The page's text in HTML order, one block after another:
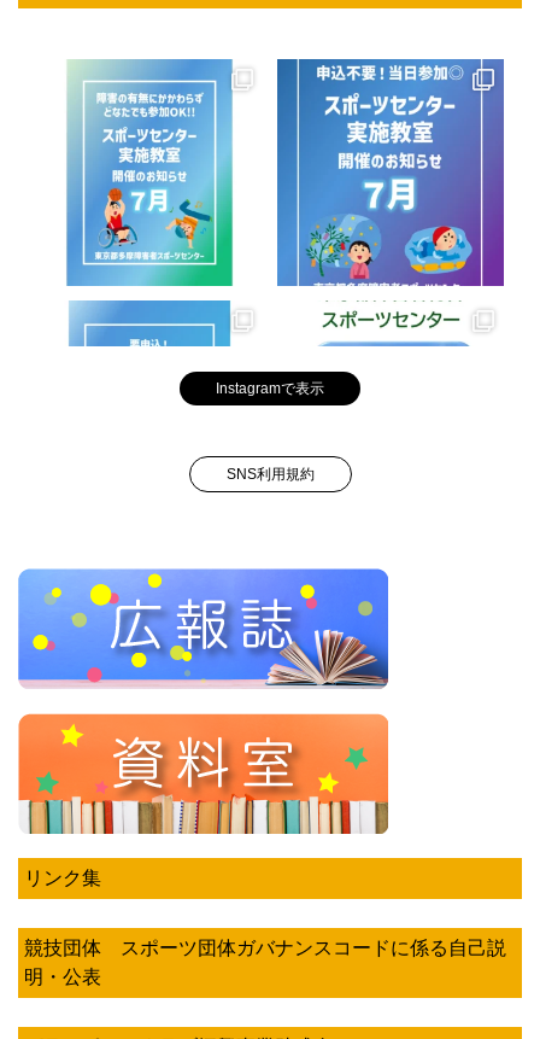
Instagramで表示
SNS利用規約
リンク集
競技団体 スポーツ団体ガバナンスコードに係る自己説
明・公表